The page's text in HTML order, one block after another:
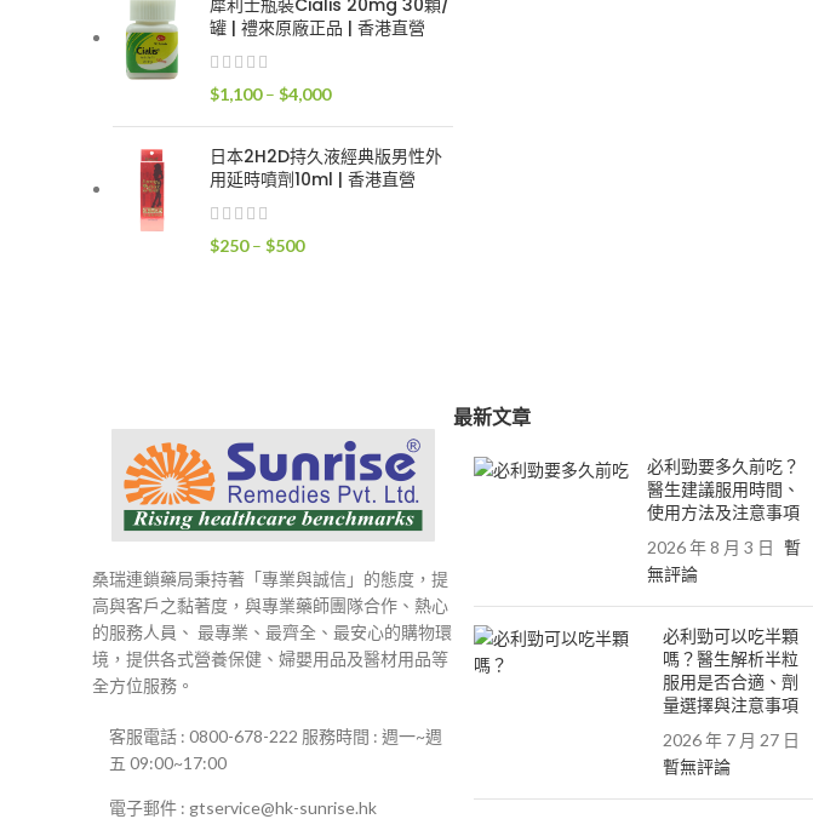
圍：
$2,100
犀利士瓶裝Cialis 20mg 30顆/
罐 | 禮來原廠正品 | 香港直營
$1,100 – $4,000價
範
圍：
日本2H2D持久液經典版男性外
用延時噴劑10ml | 香港直營
$250 – $500價
桑瑞連鎖藥局秉持著「專業與誠信」的態度，提
高與客戶之黏著度，與專業藥師團隊合作、熱心
的服務人員、 最專業、最齊全、最安心的購物環
境，提供各式營養保健、婦嬰用品及醫材用品等
全方位服務。
客服電話 : 0800-678-222 服務時間 : 週一~週
五 09:00~17:00
電子郵件 : gtservice@hk-sunrise.hk
最新文章
必利勁要多久前吃？
醫生建議服用時間、
使用方法及注意事項
2026 年 8 月 3 日 暫
無評論
必利勁可以吃半顆
嗎？醫生解析半粒
服用是否合適、劑
量選擇與注意事項
2026 年 7 月 27 日
暫無評論